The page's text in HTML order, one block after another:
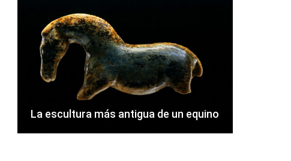
La escultura más antigua de un equino